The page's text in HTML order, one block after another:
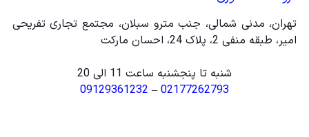
تهران، مدنی شمالی، جنب مترو سبلان، مجتمع تجاری تفریحی
امیر، طبقه منفی 2، پلاک 24، احسان مارکت
شنبه تا پنجشنبه ساعت 11 الی 20
02177262793
–
09129361232